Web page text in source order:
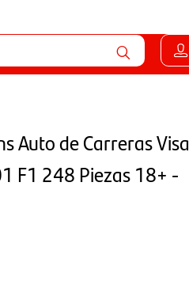
Auto de Carreras Visa
F1 248 Piezas 18+ -